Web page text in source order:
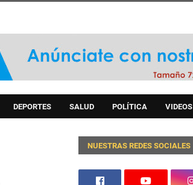
DEPORTES SALUD POLÍTICA VIDEOS
NUESTRAS REDES SOCIALES